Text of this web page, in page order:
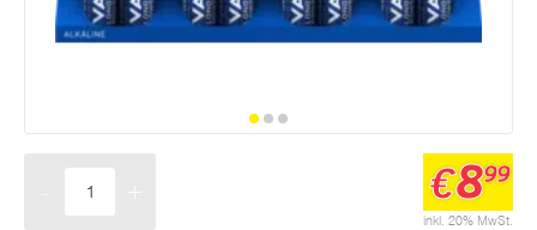
inkl. 20% MwSt.
€899